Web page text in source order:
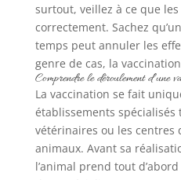
surtout, veillez à ce que
correctement. Sachez
temps peut annuler les
genre de cas, la
Comprendre le déroulement d’une
La vaccination se fait
établissements spécialisés
vétérinaires ou les centres
animaux. Avant sa
l’animal prend tout